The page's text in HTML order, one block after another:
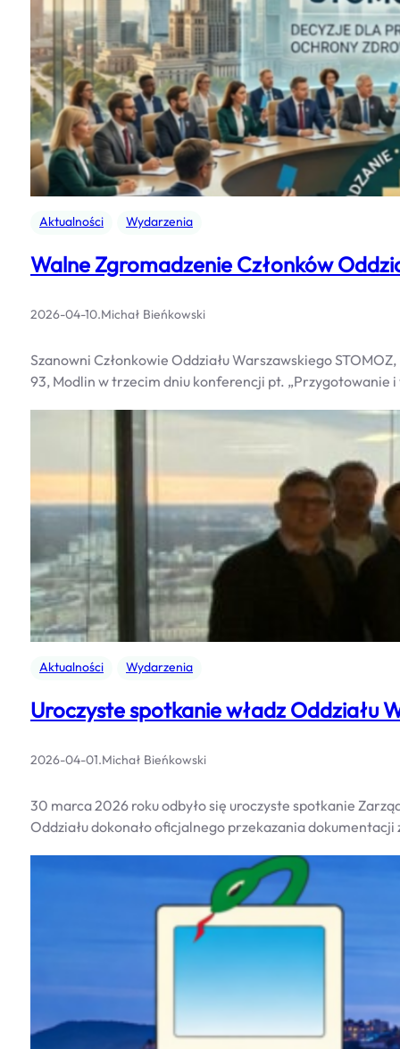
Aktualności Wydarzenia
Walne Zgromadzenie Członków
2026-04-10.Michał Bieńkowski
Szanowni Członkowie Oddziału Warszawskiego
93, Modlin w trzecim dniu konferencji pt.
Aktualności Wydarzenia
Uroczyste spotkanie władz Oddziału
2026-04-01.Michał Bieńkowski
30 marca 2026 roku odbyło się uroczyste spotkanie
Oddziału dokonało oficjalnego przekazania